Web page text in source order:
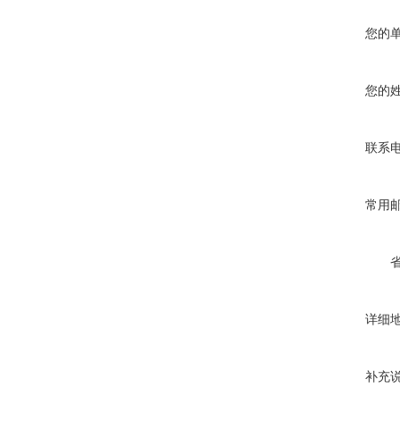
您的
您的
联系
常用
详细
补充